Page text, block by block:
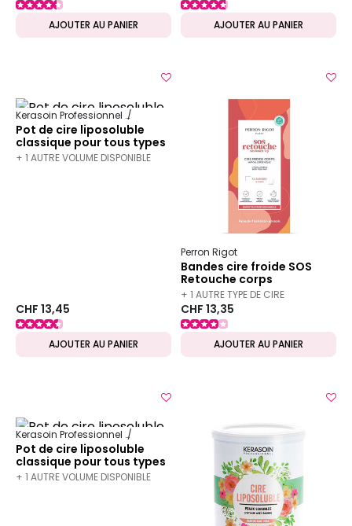
AJOUTER AU PANIER AJOUTER AU PANIER
Kerasoin Professionnel Épilation professionnelle
Pot de cire liposoluble
classique pour tous types
de peaux 400ml
+ 1 AUTRE VOLUME DISPONIBLE
CHF 13,45
AJOUTER AU PANIER
Perron Rigot
Bandes cire froide SOS
Retouche corps
+ 1 AUTRE TYPE DE CIRE
DISPONIBLE
CHF 13,35
AJOUTER AU PANIER
Kerasoin Professionnel Épilation professionnelle
Pot de cire liposoluble
classique pour tous types
de peaux 800ml
+ 1 AUTRE VOLUME DISPONIBLE